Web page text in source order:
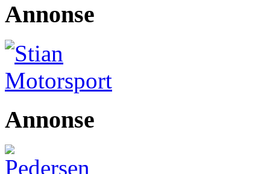
Annonse
Annonse